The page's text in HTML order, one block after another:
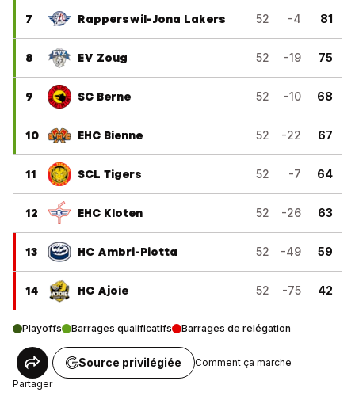
7 Rapperswil-Jona Lakers 52 -4 81
8 EV Zoug 52 -19 75
9 SC Berne 52 -10 68
10 EHC Bienne 52 -22 67
11 SCL Tigers 52 -7 64
12 EHC Kloten 52 -26 63
13 HC Ambri-Piotta 52 -49 59
14 HC Ajoie 52 -75 42
Playoffs Barrages qualificatifs Barrages de relégation
Partager
Source privilégiée Comment ça marche